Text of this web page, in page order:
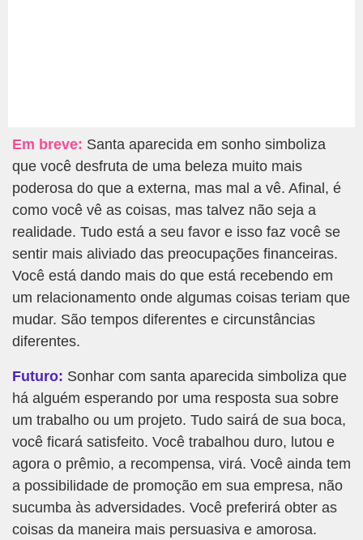
Em breve: Santa aparecida em sonho simboliza
que você desfruta de uma beleza muito mais
poderosa do que a externa, mas mal a vê. Afinal, é
como você vê as coisas, mas talvez não seja a
realidade. Tudo está a seu favor e isso faz você se
sentir mais aliviado das preocupações financeiras.
Você está dando mais do que está recebendo em
um relacionamento onde algumas coisas teriam que
mudar. São tempos diferentes e circunstâncias
diferentes.
Futuro: Sonhar com santa aparecida simboliza que
há alguém esperando por uma resposta sua sobre
um trabalho ou um projeto. Tudo sairá de sua boca,
você ficará satisfeito. Você trabalhou duro, lutou e
agora o prêmio, a recompensa, virá. Você ainda tem
a possibilidade de promoção em sua empresa, não
sucumba às adversidades. Você preferirá obter as
coisas da maneira mais persuasiva e amorosa.